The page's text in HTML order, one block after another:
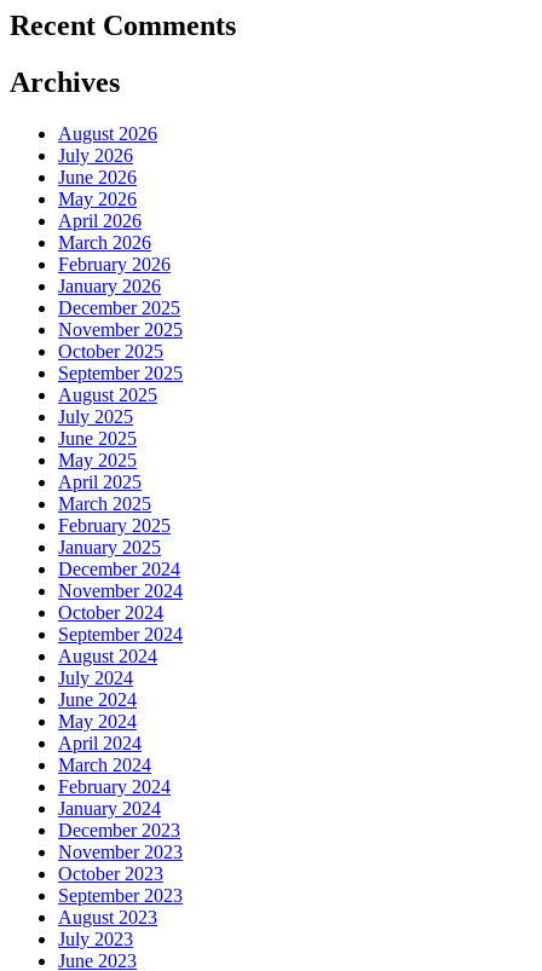
Recent Comments
Archives
August 2026
July 2026
June 2026
May 2026
April 2026
March 2026
February 2026
January 2026
December 2025
November 2025
October 2025
September 2025
August 2025
July 2025
June 2025
May 2025
April 2025
March 2025
February 2025
January 2025
December 2024
November 2024
October 2024
September 2024
August 2024
July 2024
June 2024
May 2024
April 2024
March 2024
February 2024
January 2024
December 2023
November 2023
October 2023
September 2023
August 2023
July 2023
June 2023